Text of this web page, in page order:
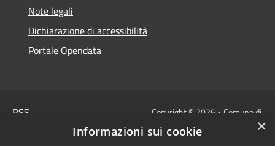
Note legali
Dichiarazione di accessibilità
Portale Opendata
RSS
Copyright © 2026 • Comune di
Villongo • Powered by
×
Informazioni sui cookie